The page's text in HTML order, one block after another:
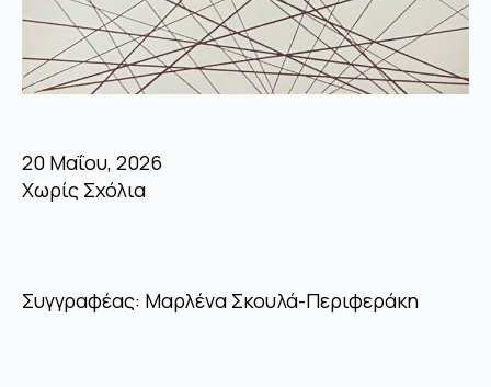
20 Μαΐου, 2026
Χωρίς Σχόλια
Συγγραφέας: Μαρλένα Σκουλά-Περιφεράκη